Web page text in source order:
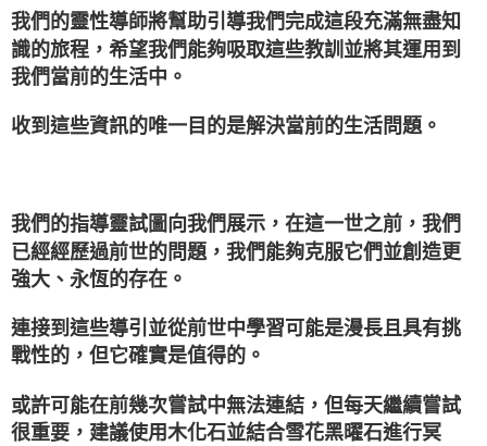
我們的靈性導師將幫助引導我們完成這段充滿無盡知
識的旅程，希望我們能夠吸取這些教訓並將其運用到
我們當前的生活中。
收到這些資訊的唯一目的是解決當前的生活問題。
我們的指導靈試圖向我們展示，在這一世之前，我們
已經經歷過前世的問題，我們能夠克服它們並創造更
強大、永恆的存在。
連接到這些導引並從前世中學習可能是漫長且具有挑
戰性的，但它確實是值得的。
或許可能在前幾次嘗試中無法連結，但每天繼續嘗試
很重要，建議使用木化石並結合雪花黑曜石進行冥